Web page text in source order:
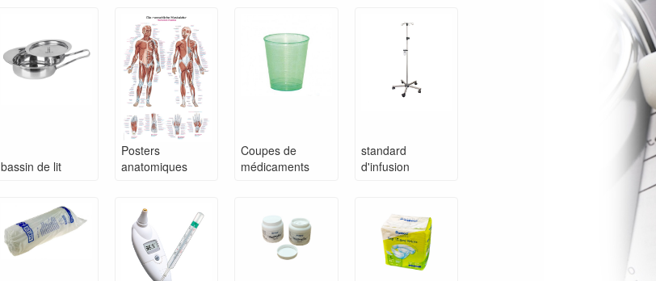
bassin de lit
Posters
anatomiques
Coupes de
médicaments
standard
d'infusion